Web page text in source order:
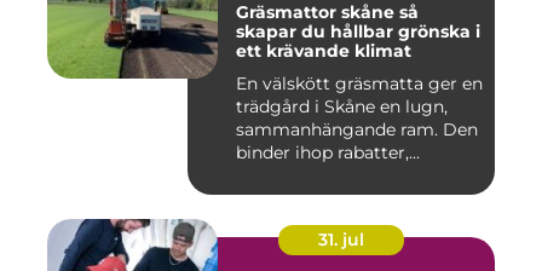
Gräsmattor skåne så
skapar du hållbar grönska i
ett krävande klimat
En välskött gräsmatta ger en
trädgård i Skåne en lugn,
sammanhängande ram. Den
binder ihop rabatter,...
31. jul